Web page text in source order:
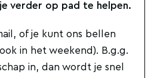
verder op pad te helpen.
of je kunt ons bellen
in het weekend). B.g.g.
in, dan wordt je snel